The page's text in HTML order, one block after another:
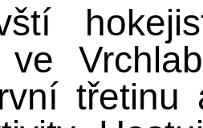
ve
třetinu